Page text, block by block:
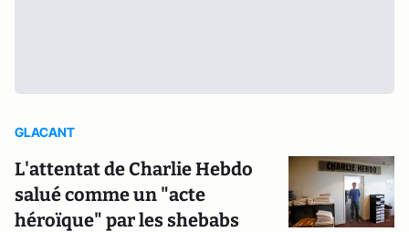
GLACANT
L'attentat de Charlie Hebdo
salué comme un "acte
héroïque" par les shebabs